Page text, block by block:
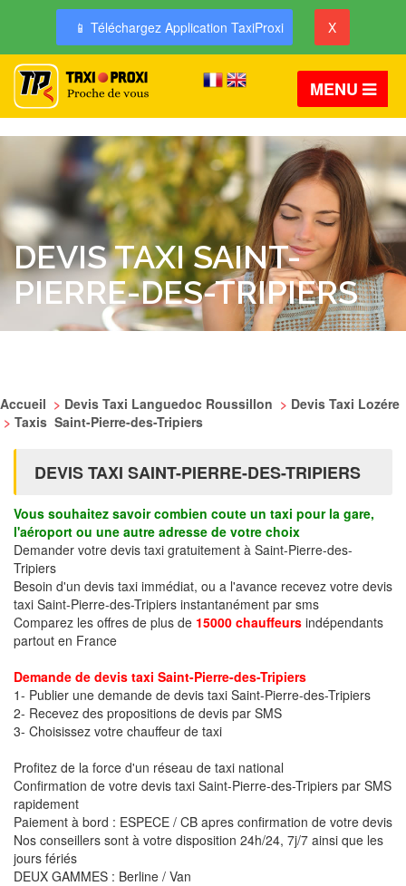
📱 Téléchargez Application TaxiProxi X
MENU
DEVIS TAXI SAINT-
PIERRE-DES-TRIPIERS
Accueil > Devis Taxi Languedoc Roussillon > Devis Taxi Lozére
> Taxis Saint-Pierre-des-Tripiers
DEVIS TAXI SAINT-PIERRE-DES-TRIPIERS
Vous souhaitez savoir combien coute un taxi pour la gare,
l'aéroport ou une autre adresse de votre choix
Demander votre devis taxi gratuitement à Saint-Pierre-des-
Tripiers
Besoin d'un devis taxi immédiat, ou a l'avance recevez votre devis
taxi Saint-Pierre-des-Tripiers instantanément par sms
Comparez les offres de plus de 15000 chauffeurs indépendants
partout en France
Demande de devis taxi Saint-Pierre-des-Tripiers
1- Publier une demande de devis taxi Saint-Pierre-des-Tripiers
2- Recevez des propositions de devis par SMS
3- Choisissez votre chauffeur de taxi
Profitez de la force d'un réseau de taxi national
Confirmation de votre devis taxi Saint-Pierre-des-Tripiers par SMS
rapidement
Paiement à bord : ESPECE / CB apres confirmation de votre devis
Nos conseillers sont à votre disposition 24h/24, 7j/7 ainsi que les
jours fériés
DEUX GAMMES : Berline / Van